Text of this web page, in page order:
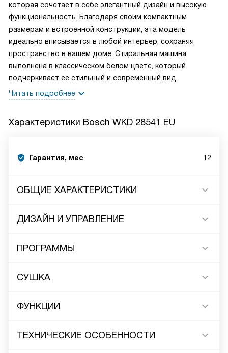
которая сочетает в себе элегантный дизайн и высокую
функциональность. Благодаря своим компактным
размерам и встроенной конструкции, эта модель
идеально вписывается в любой интерьер, сохраняя
пространство в вашем доме. Стиральная машина
выполнена в классическом белом цвете, который
подчеркивает ее стильный и современный вид.
Читать подробнее
Характеристики Bosch WKD 28541 EU
Гарантия, мес 12
ОБЩИЕ ХАРАКТЕРИСТИКИ
ДИЗАЙН И УПРАВЛЕНИЕ
ПРОГРАММЫ
СУШКА
ФУНКЦИИ
ТЕХНИЧЕСКИЕ ОСОБЕННОСТИ